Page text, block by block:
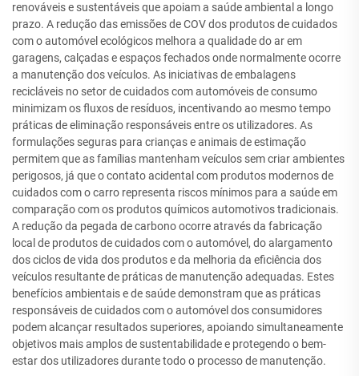
renováveis e sustentáveis que apoiam a saúde ambiental a longo
prazo. A redução das emissões de COV dos produtos de cuidados
com o automóvel ecológicos melhora a qualidade do ar em
garagens, calçadas e espaços fechados onde normalmente ocorre
a manutenção dos veículos. As iniciativas de embalagens
recicláveis no setor de cuidados com automóveis de consumo
minimizam os fluxos de resíduos, incentivando ao mesmo tempo
práticas de eliminação responsáveis entre os utilizadores. As
formulações seguras para crianças e animais de estimação
permitem que as famílias mantenham veículos sem criar ambientes
perigosos, já que o contato acidental com produtos modernos de
cuidados com o carro representa riscos mínimos para a saúde em
comparação com os produtos químicos automotivos tradicionais.
A redução da pegada de carbono ocorre através da fabricação
local de produtos de cuidados com o automóvel, do alargamento
dos ciclos de vida dos produtos e da melhoria da eficiência dos
veículos resultante de práticas de manutenção adequadas. Estes
benefícios ambientais e de saúde demonstram que as práticas
responsáveis de cuidados com o automóvel dos consumidores
podem alcançar resultados superiores, apoiando simultaneamente
objetivos mais amplos de sustentabilidade e protegendo o bem-
estar dos utilizadores durante todo o processo de manutenção.